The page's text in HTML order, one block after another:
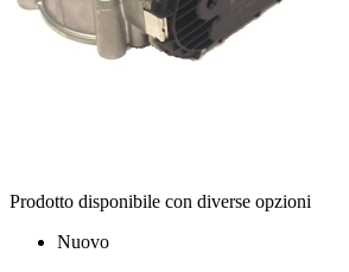
Prodotto disponibile con diverse opzioni
Nuovo